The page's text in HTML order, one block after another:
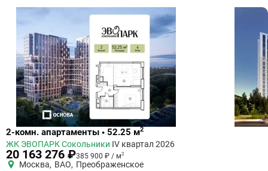
Ссылка
квартиру
2-комн. апартаменты • 52.25 м2
ЖК ЭВОПАРК Сокольники IV квартал 2026
20 163 276 ₽385 900 ₽ / м2
Москва, ВАО, Преображенское